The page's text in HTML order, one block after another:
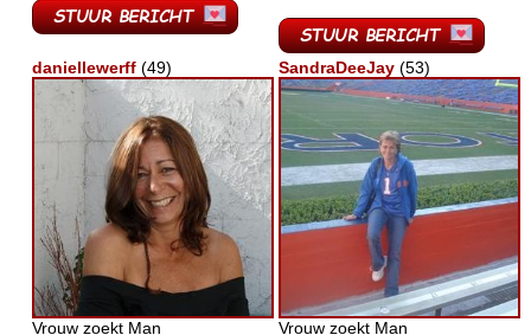
daniellewerff (49)
Vrouw zoekt Man
SandraDeeJay (53)
Vrouw zoekt Man